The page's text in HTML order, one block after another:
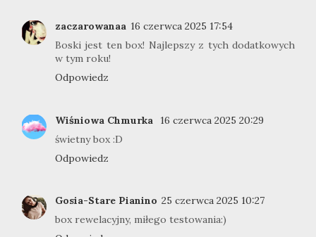
zaczarowanaa 16 czerwca 2025 17:54
Boski jest ten box! Najlepszy z tych dodatkowych
w tym roku!
Odpowiedz
Wiśniowa Chmurka
16 czerwca 2025 20:29
świetny box :D
Odpowiedz
Gosia-Stare Pianino 25 czerwca 2025 10:27
box rewelacyjny, miłego testowania:)